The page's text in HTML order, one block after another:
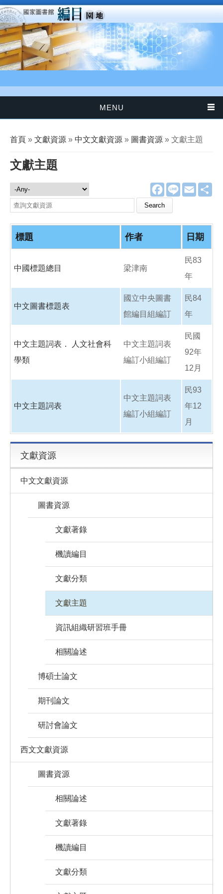
移至主內容
MENU
您在這裡
首頁 » 文獻資源 » 中文文獻資源 » 圖書資源 » 文獻主題
文獻主題
F
a
e
o
L
E
m
文獻資源
Search this site
標題 作者 日期
中國標題總目 梁津南
民83
年
中文圖書標題表
國立中央圖書
館編目組編訂
民84
年
中文主題詞表． 人文社會科
學類
中文主題詞表
編訂小組編訂
民國
92年
12月
中文主題詞表
中文主題詞表
編訂小組編訂
民93
年12
月
文獻資源
中文文獻資源
圖書資源
文獻著錄
機讀編目
文獻分類
文獻主題
資訊組織研習班手冊
相關論述
博碩士論文
期刊論文
研討會論文
西文文獻資源
圖書資源
相關論述
文獻著錄
機讀編目
文獻分類